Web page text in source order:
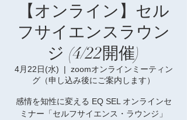
【オンライン】セル
フサイエンスラウン
ジ (4/22開催)
4月22日(水)
  |
zoomオンラインミーティン
グ（申し込み後にご案内します）
感情を知性に変える EQ SEL オンラインセ
ミナー「セルフサイエンス・ラウンジ」